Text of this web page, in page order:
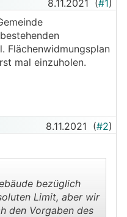
als
Amtsmissbrauches
zwingend
juristisch ein auch
und auch hier
suchen, die
mittragen. In
Lokale Medien
darüber zu
noch in diese
8.11.2021 (#1)
Flächenwidmungsplan
mal einzuholen.
8.11.2021 (#2)
bezüglich
Limit, aber wir
den Vorgaben des